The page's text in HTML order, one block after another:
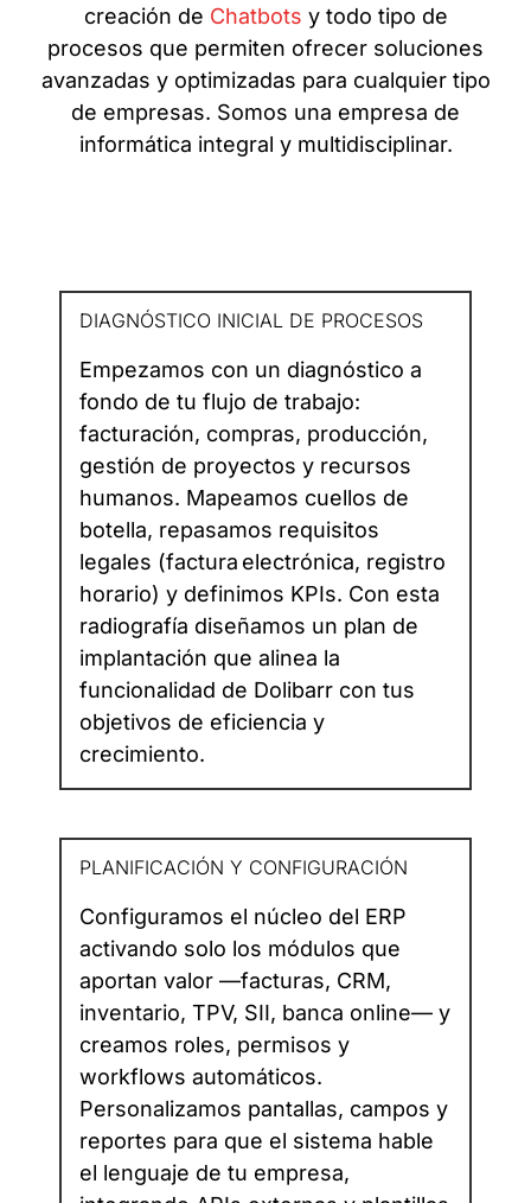
creación de Chatbots y todo tipo de
procesos que permiten ofrecer soluciones
avanzadas y optimizadas para cualquier tipo
de empresas. Somos una empresa de
informática integral y multidisciplinar.
DIAGNÓSTICO INICIAL DE PROCESOS
Empezamos con un diagnóstico a
fondo de tu flujo de trabajo:
facturación, compras, producción,
gestión de proyectos y recursos
humanos. Mapeamos cuellos de
botella, repasamos requisitos
legales (factura electrónica, registro
horario) y definimos KPIs. Con esta
radiografía diseñamos un plan de
implantación que alinea la
funcionalidad de Dolibarr con tus
objetivos de eficiencia y
crecimiento.
PLANIFICACIÓN Y CONFIGURACIÓN
Configuramos el núcleo del ERP
activando solo los módulos que
aportan valor —facturas, CRM,
inventario, TPV, SII, banca online— y
creamos roles, permisos y
workflows automáticos.
Personalizamos pantallas, campos y
reportes para que el sistema hable
el lenguaje de tu empresa,